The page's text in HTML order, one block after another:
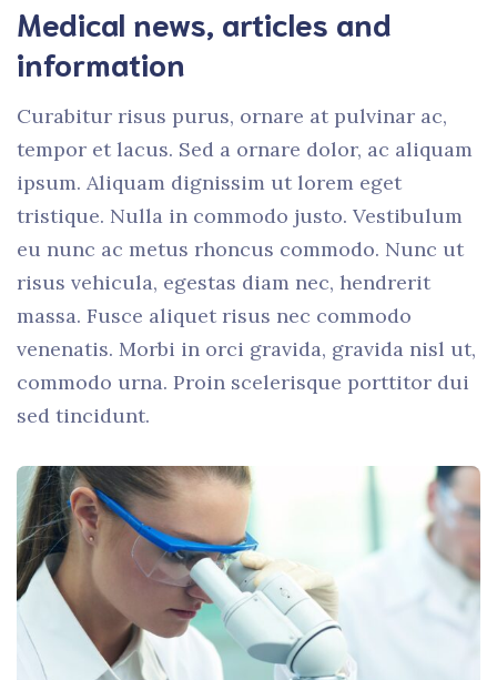
Medical news, articles and
information
Curabitur risus purus, ornare at pulvinar ac,
tempor et lacus. Sed a ornare dolor, ac aliquam
ipsum. Aliquam dignissim ut lorem eget
tristique. Nulla in commodo justo. Vestibulum
eu nunc ac metus rhoncus commodo. Nunc ut
risus vehicula, egestas diam nec, hendrerit
massa. Fusce aliquet risus nec commodo
venenatis. Morbi in orci gravida, gravida nisl ut,
commodo urna. Proin scelerisque porttitor dui
sed tincidunt.